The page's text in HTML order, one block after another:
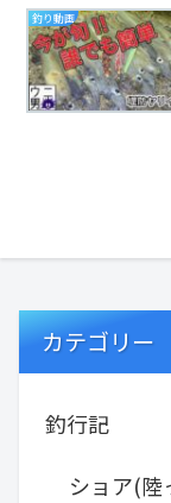
釣り動画
カテゴリー
釣行記
ショア(陸